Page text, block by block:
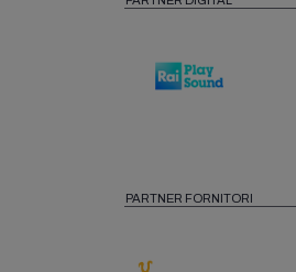
PARTNER FORNITORI